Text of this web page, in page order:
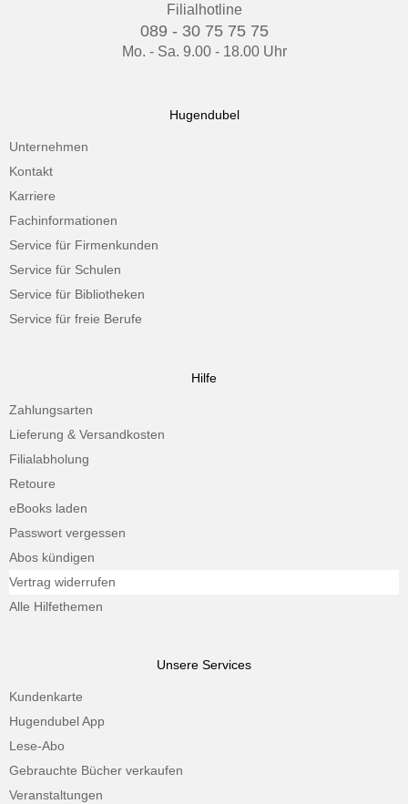
Filialhotline
089 - 30 75 75 75
Mo. - Sa. 9.00 - 18.00 Uhr
Hugendubel
Unternehmen
Kontakt
Karriere
Fachinformationen
Service für Firmenkunden
Service für Schulen
Service für Bibliotheken
Service für freie Berufe
Hilfe
Zahlungsarten
Lieferung & Versandkosten
Filialabholung
Retoure
eBooks laden
Passwort vergessen
Abos kündigen
Vertrag widerrufen
Alle Hilfethemen
Unsere Services
Kundenkarte
Hugendubel App
Lese-Abo
Gebrauchte Bücher verkaufen
Veranstaltungen